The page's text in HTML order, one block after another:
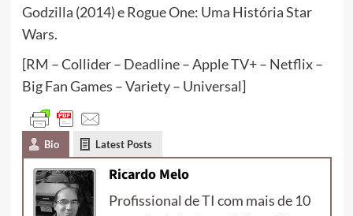
Godzilla (2014) e Rogue One: Uma História Star
Wars.
[RM – Collider – Deadline – Apple TV+ – Netflix –
Big Fan Games – Variety – Universal]
Bio Latest Posts
Ricardo Melo
Profissional de TI com mais de 10